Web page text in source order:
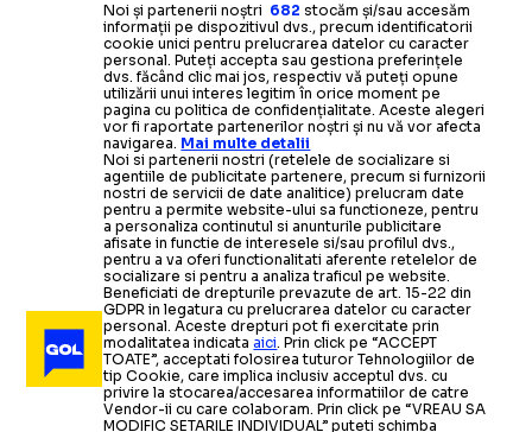
Noi și partenerii noștri 682 stocăm și/sau accesăm
informații pe dispozitivul dvs., precum identificatorii
cookie unici pentru prelucrarea datelor cu caracter
personal. Puteți accepta sau gestiona preferințele
dvs. făcând clic mai jos, respectiv vă puteți opune
utilizării unui interes legitim în orice moment pe
pagina cu politica de confidențialitate. Aceste alegeri
vor fi raportate partenerilor noștri și nu vă vor afecta
navigarea. Mai multe detalii
Noi si partenerii nostri (retelele de socializare si
agentiile de publicitate partenere, precum si furnizorii
nostri de servicii de date analitice) prelucram date
pentru a permite website-ului sa functioneze, pentru
a personaliza continutul si anunturile publicitare
afisate in functie de interesele si/sau profilul dvs.,
pentru a va oferi functionalitati aferente retelelor de
socializare si pentru a analiza traficul pe website.
Beneficiati de drepturile prevazute de art. 15-22 din
GDPR in legatura cu prelucrarea datelor cu caracter
personal. Aceste drepturi pot fi exercitate prin
modalitatea indicataaici. Prin click pe “ACCEPT
TOATE”, acceptati folosirea tuturor Tehnologiilor de
tip Cookie, care implica inclusiv acceptul dvs. cu
privire la stocarea/accesarea informatiilor de catre
Vendor-ii cu care colaboram. Prin click pe “VREAU SA
MODIFIC SETARILE INDIVIDUAL” puteti schimba